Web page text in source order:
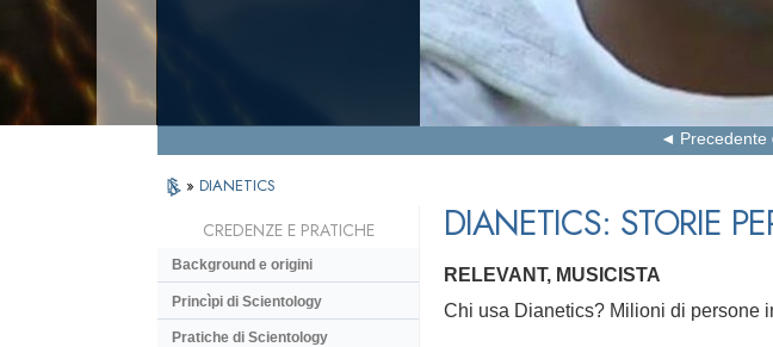
Precedente
» DIANETICS
DIANETICS: STORIE
RELEVANT, MUSICISTA
Chi usa Dianetics? Milioni di persone
CREDENZE E PRATICHE
Background e origini
Princìpi di Scientology
Pratiche di Scientology